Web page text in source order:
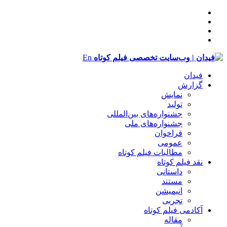
En
فیدان
گزارش
نمایش
تولید
‌‌جشنواره‌های بین‌المللی
جشنواره‌های ملی
فراخوان
عمومی
مطالبات فیلم کوتاه
نقد فیلم کوتاه
داستانی
مستند
انیمیشن
تجربی
آکادمی فیلم کوتاه
مقاله